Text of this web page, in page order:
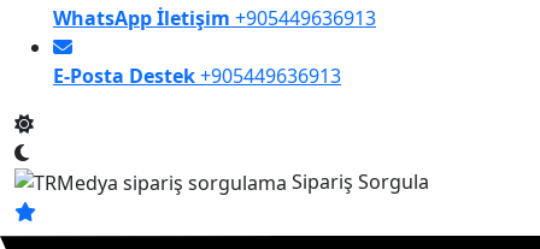
WhatsApp İletişim +905449636913
E-Posta Destek+905449636913
Sipariş Sorgula